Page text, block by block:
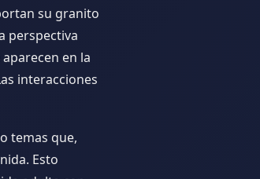
su granito
perspectiva
en la
interacciones
temas que,
Esto